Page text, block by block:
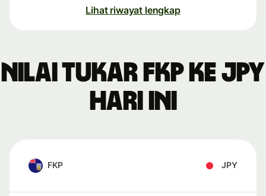
Lihat riwayat lengkap
Nilai tukar FKP ke JPY
hari ini
FKP JPY